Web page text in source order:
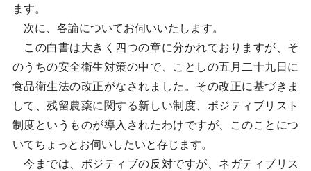
ます。
次に、各論についてお伺いいたします。
この白書は大きく四つの章に分かれておりますが、そ
のうちの安全衛生対策の中で、ことしの五月二十九日に
食品衛生法の改正がなされました。その改正に基づきま
して、残留農薬に関する新しい制度、ポジティブリスト
制度というものが導入されたわけですが、このことにつ
いてちょっとお伺いしたいと存じます。
今までは、ポジティブの反対ですが、ネガティブリス